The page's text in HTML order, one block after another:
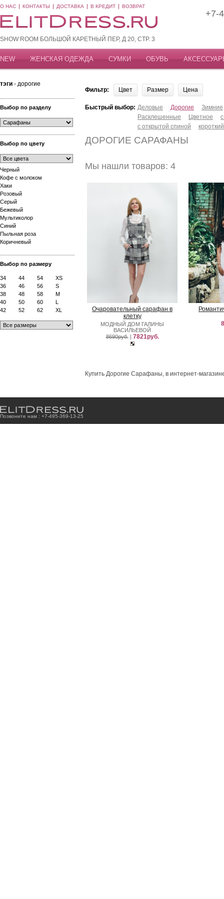
О НАС КОНТАКТЫ ДОСТАВКА В КРЕДИТ ВОЗВРАТ
SHOW ROOM БОЛЬШОЙ КАРЕТНЫЙ ПЕР, Д 20, СТР. 3
+7-
NEW ЖЕНСКАЯ ОДЕЖДА СУМКИ ОБУВЬ
тэги - дорогие
Выбор по разделу
Выбор по цвету
Черный
Кофе с молоком
Хаки
Розовый
Серый
Бежевый
Мультиколор
Синий
Пыльная роза
Коричневый
Выбор по размеру
34 44 54
XS
36
46 56
S
38
48 58
M
40
50 60
L
42
52 62 XL
Фильтр: Цвет Размер Цена
Быстрый выбор: Деловые Дорогие
Зимние
Расклешенные
Цветное
с открытой спиной
ДОРОГИЕ САРАФАНЫ
Мы нашли товаров: 4
Очаровательный сарафан в
клетку
МОДНЫЙ ДОМ ГАЛИНЫ
ВАСИЛЬЕВОЙ
8690руб.| 7821руб.
Купить Дорогие Сарафаны, в интернет-
Позвоните нам : +7-495-369-13-25